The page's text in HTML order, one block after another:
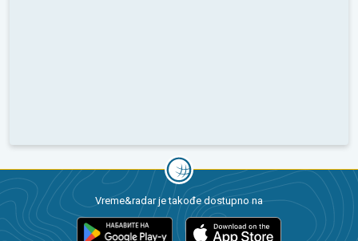
Vreme&radar je takođe dostupno na